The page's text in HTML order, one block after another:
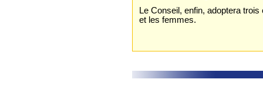
Le Conseil, enfin, adoptera
et les femmes.